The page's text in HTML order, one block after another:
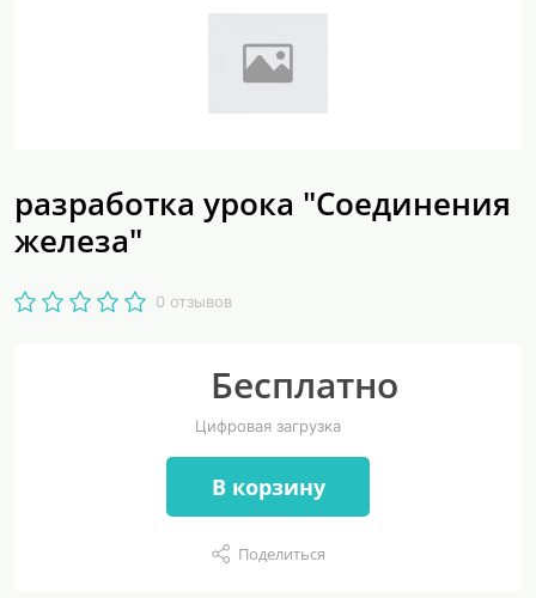
разработка урока "Соединения
железа"
0 отзывов
Бесплатно
Цифровая загрузка
В корзину
Поделиться